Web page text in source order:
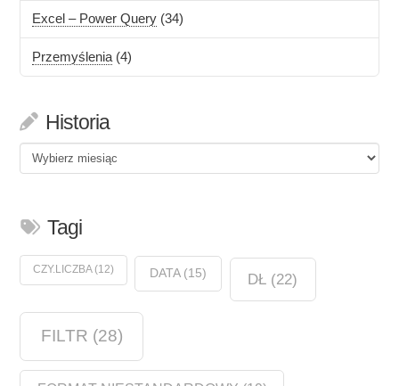
Excel – Power Query (34)
Przemyślenia (4)
Historia
Historia
Tagi
CZY.LICZBA(12) DATA(15) DŁ (22)
FILTR (28)